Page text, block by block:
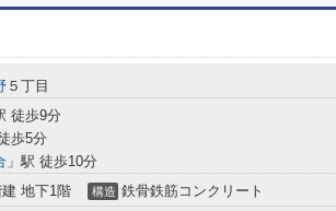
５丁目
徒歩9分
歩5分
」駅 徒歩10分
建 地下1階 構造 鉄骨鉄筋コンクリート